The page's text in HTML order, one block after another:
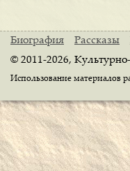
Биография Рассказы
© 2011-2026,
Использование материалов